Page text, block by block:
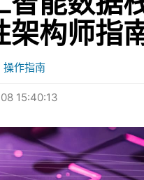
架构师指
操作指南
15:40:13